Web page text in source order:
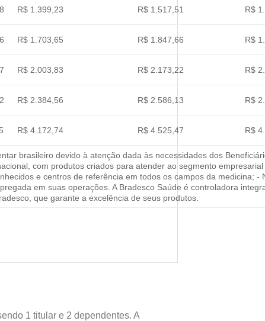
R$ 1.399,23 R$ 1.517,51 R$
R$ 1.703,65 R$ 1.847,66 R$
R$ 2.003,83 R$ 2.173,22 R$
R$ 2.384,56 R$ 2.586,13 R$
R$ 4.172,74 R$ 4.525,47 R$
brasileiro devido à atenção dada às necessidades dos
com produtos criados para atender ao segmento
e centros de referência em todos os campos da medicina;
em suas operações. A Bradesco Saúde é controladora
que garante a excelência de seus produtos.
1 titular e 2 dependentes. A